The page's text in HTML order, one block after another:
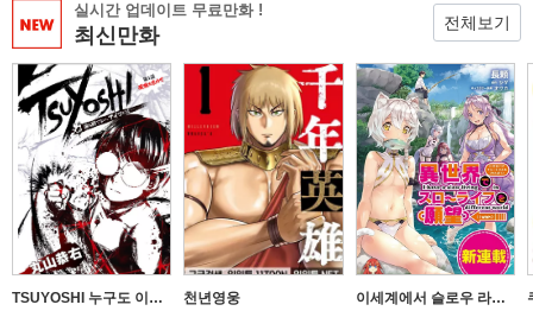
전체보기
실시간 업데이트 무료만화 !
최신만화
TSUYOSHI 누구도 이기지 못해, 녀석한테는
천년영웅
이세계에서 슬로우 라이프를 (희망)